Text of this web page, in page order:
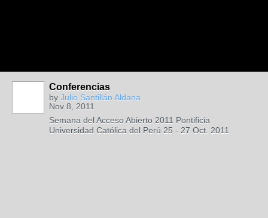
Conferencias
by Julio Santillán Aldana
Nov 8, 2011
Semana del Acceso Abierto 2011 Pontificia
Universidad Católica del Perú 25 - 27 Oct. 2011